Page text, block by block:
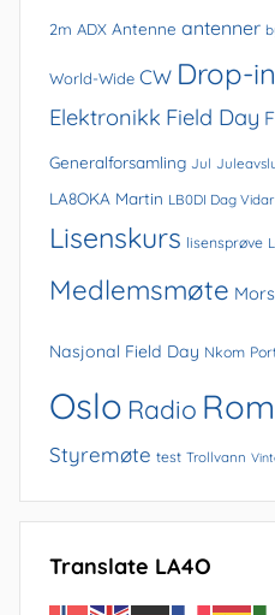
2m ADX Antenne antenner
World-Wide CW Drop-in
Elektronikk Field Day
Generalforsamling Jul
LA8OKA Martin LB0DI Dag Vidar
Lisenskurs lisensprøve
Medlemsmøte
Nasjonal Field Day Nkom
Oslo Radio
Styremøte test Trollvann
Translate LA4O